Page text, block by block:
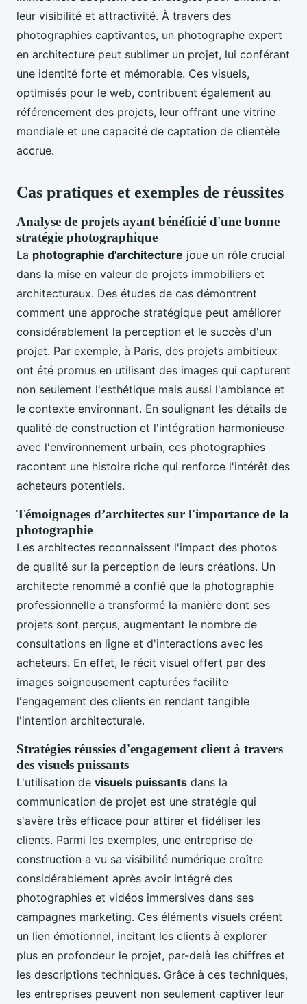
leur visibilité et attractivité. À travers des
photographies captivantes, un photographe expert
en architecture peut sublimer un projet, lui conférant
une identité forte et mémorable. Ces visuels,
optimisés pour le web, contribuent également au
référencement des projets, leur offrant une vitrine
mondiale et une capacité de captation de clientèle
accrue.
Cas pratiques et exemples de réussites
Analyse de projets ayant bénéficié d'une bonne
stratégie photographique
La photographie d'architecture joue un rôle crucial
dans la mise en valeur de projets immobiliers et
architecturaux. Des études de cas démontrent
comment une approche stratégique peut améliorer
considérablement la perception et le succès d'un
projet. Par exemple, à Paris, des projets ambitieux
ont été promus en utilisant des images qui capturent
non seulement l'esthétique mais aussi l'ambiance et
le contexte environnant. En soulignant les détails de
qualité de construction et l'intégration harmonieuse
avec l'environnement urbain, ces photographies
racontent une histoire riche qui renforce l'intérêt des
acheteurs potentiels.
Témoignages d’architectes sur l'importance de la
photographie
Les architectes reconnaissent l'impact des photos
de qualité sur la perception de leurs créations. Un
architecte renommé a confié que la photographie
professionnelle a transformé la manière dont ses
projets sont perçus, augmentant le nombre de
consultations en ligne et d'interactions avec les
acheteurs. En effet, le récit visuel offert par des
images soigneusement capturées facilite
l'engagement des clients en rendant tangible
l'intention architecturale.
Stratégies réussies d'engagement client à travers
des visuels puissants
L'utilisation de visuels puissants dans la
communication de projet est une stratégie qui
s'avère très efficace pour attirer et fidéliser les
clients. Parmi les exemples, une entreprise de
construction a vu sa visibilité numérique croître
considérablement après avoir intégré des
photographies et vidéos immersives dans ses
campagnes marketing. Ces éléments visuels créent
un lien émotionnel, incitant les clients à explorer
plus en profondeur le projet, par-delà les chiffres et
les descriptions techniques. Grâce à ces techniques,
les entreprises peuvent non seulement captiver leur